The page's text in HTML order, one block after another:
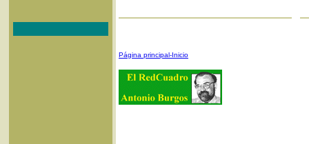
Página principal-Inicio